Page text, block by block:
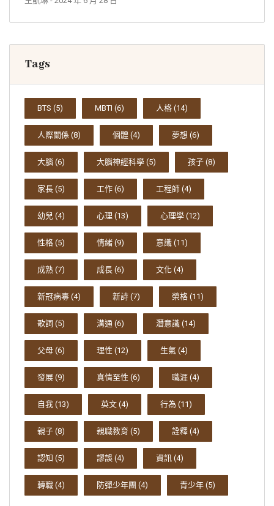
Tags
BTS (5) MBTI (6) 人格 (14)
人際關係 (8) 個體 (4) 夢想 (6)
大腦 (6) 大腦神經科學 (5) 孩子 (8)
家長 (5) 工作 (6) 工程師 (4)
幼兒 (4) 心理 (13) 心理學 (12)
性格 (5) 情緒 (9) 意識 (11)
成熟 (7) 成長 (6) 文化 (4)
新冠病毒 (4) 新詩 (7) 榮格 (11)
歌詞 (5) 溝通 (6) 潛意識 (14)
父母 (6) 理性 (12) 生氣 (4)
發展 (9) 真情至性 (6) 職涯 (4)
自我 (13) 英文 (4) 行為 (11)
親子 (8) 親職教育 (5) 詮釋 (4)
認知 (5) 謬誤 (4) 資訊 (4)
轉職 (4) 防彈少年團 (4) 青少年 (5)